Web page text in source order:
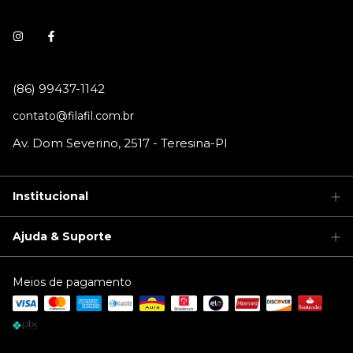
contato@filafil.com.br
Institucional
Ajuda & Suporte
Meios de pagamento